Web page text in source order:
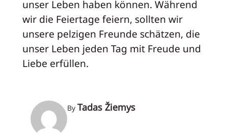
unser Leben haben können. Während
wir die Feiertage feiern, sollten wir
unsere pelzigen Freunde schätzen, die
unser Leben jeden Tag mit Freude und
Liebe erfüllen.
By Tadas Žiemys